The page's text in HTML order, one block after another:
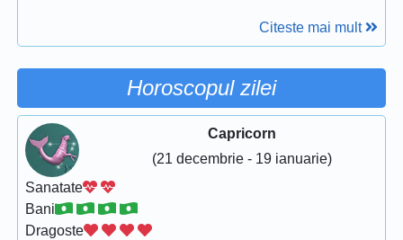
Citeste mai mult
Horoscopul zilei
Capricorn
(21 decembrie - 19 ianuarie)
Sanatate
Bani
Dragoste